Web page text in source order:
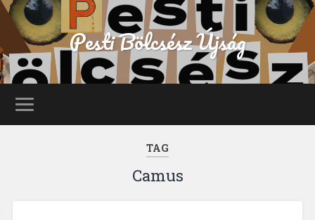
Pesti Bölcsész Újság
TAG
Camus